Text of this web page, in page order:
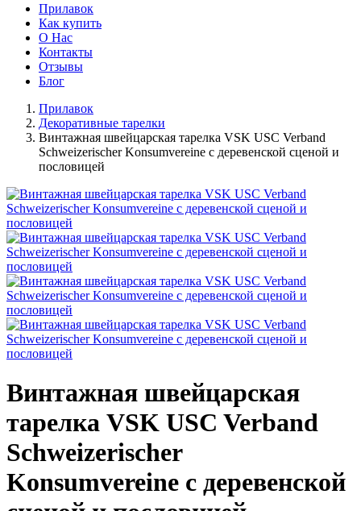
Прилавок
Как купить
О Нас
Контакты
Отзывы
Блог
Прилавок
Декоративные тарелки
Винтажная швейцарская тарелка VSK USC Verband
Schweizerischer Konsumvereine с деревенской сценой и
пословицей
Винтажная швейцарская
тарелка VSK USC Verband
Schweizerischer
Konsumvereine с деревенской